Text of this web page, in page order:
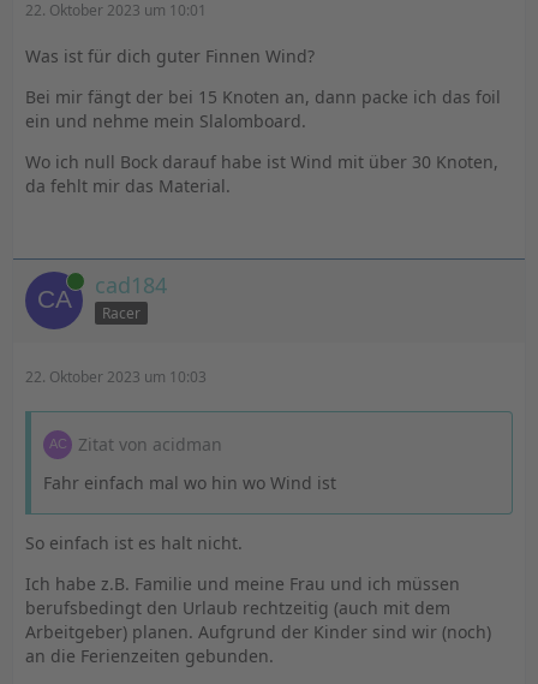
22. Oktober 2023 um 10:01
Was ist für dich guter Finnen Wind?
Bei mir fängt der bei 15 Knoten an, dann packe ich das foil
ein und nehme mein Slalomboard.
Wo ich null Bock darauf habe ist Wind mit über 30 Knoten,
da fehlt mir das Material.
Online cad184
Racer
22. Oktober 2023 um 10:03
Zitat von acidman
Fahr einfach mal wo hin wo Wind ist
So einfach ist es halt nicht.
Ich habe z.B. Familie und meine Frau und ich müssen
berufsbedingt den Urlaub rechtzeitig (auch mit dem
Arbeitgeber) planen. Aufgrund der Kinder sind wir (noch)
an die Ferienzeiten gebunden.